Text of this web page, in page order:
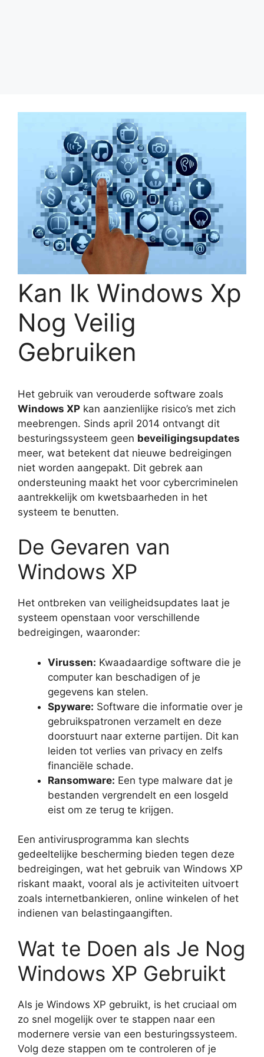
Kan Ik Windows Xp
Nog Veilig
Gebruiken
Het gebruik van verouderde software zoals
Windows XP kan aanzienlijke risico’s met zich
meebrengen. Sinds april 2014 ontvangt dit
besturingssysteem geen beveiligingsupdates
meer, wat betekent dat nieuwe bedreigingen
niet worden aangepakt. Dit gebrek aan
ondersteuning maakt het voor cybercriminelen
aantrekkelijk om kwetsbaarheden in het
systeem te benutten.
De Gevaren van
Windows XP
Het ontbreken van veiligheidsupdates laat je
systeem openstaan voor verschillende
bedreigingen, waaronder:
Virussen: Kwaadaardige software die je
computer kan beschadigen of je
gegevens kan stelen.
Spyware: Software die informatie over je
gebruikspatronen verzamelt en deze
doorstuurt naar externe partijen. Dit kan
leiden tot verlies van privacy en zelfs
financiële schade.
Ransomware: Een type malware dat je
bestanden vergrendelt en een losgeld
eist om ze terug te krijgen.
Een antivirusprogramma kan slechts
gedeeltelijke bescherming bieden tegen deze
bedreigingen, wat het gebruik van Windows XP
riskant maakt, vooral als je activiteiten uitvoert
zoals internetbankieren, online winkelen of het
indienen van belastingaangiften.
Wat te Doen als Je Nog
Windows XP Gebruikt
Als je Windows XP gebruikt, is het cruciaal om
zo snel mogelijk over te stappen naar een
modernere versie van een besturingssysteem.
Volg deze stappen om te controleren of je